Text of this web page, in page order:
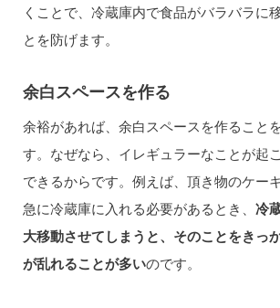
くことで、冷蔵庫内で食品がバラバラに
とを防げます。
余白スペースを作る
余裕があれば、余白スペースを作ること
す。なぜなら、イレギュラーなことが起
できるからです。例えば、頂き物のケー
急に冷蔵庫に入れる必要があるとき、 冷
大移動させてしまうと、そのことをきっ
が乱れることが多いのです。